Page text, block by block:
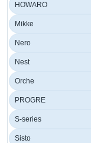
HOWARO
Mikke
Nero
Nest
Orche
PROGRE
S-series
Sisto